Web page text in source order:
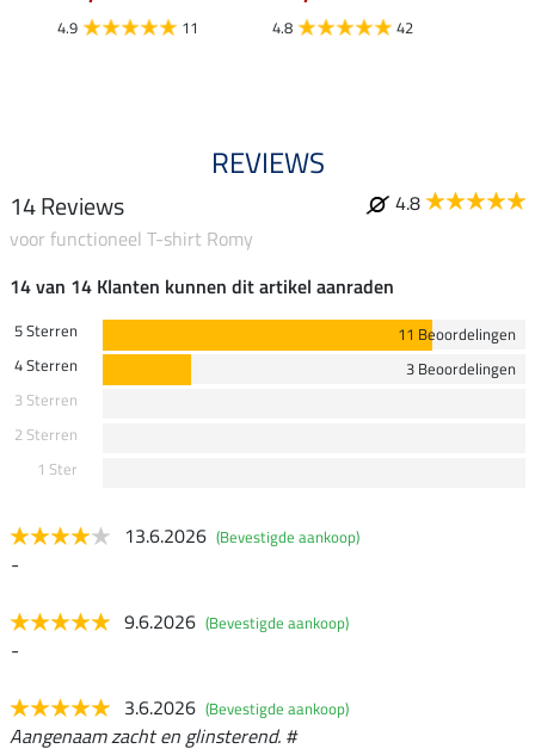
4.9 11 4.8 42
REVIEWS
14 Reviews
4.8
voor functioneel T-shirt Romy
14 van 14 Klanten kunnen dit artikel aanraden
5 Sterren
11 Beoordelingen
4 Sterren
3 Beoordelingen
3 Sterren
2 Sterren
1 Ster
13.6.2026 (Bevestigde aankoop)
-
9.6.2026 (Bevestigde aankoop)
-
3.6.2026 (Bevestigde aankoop)
Aangenaam zacht en glinsterend. #